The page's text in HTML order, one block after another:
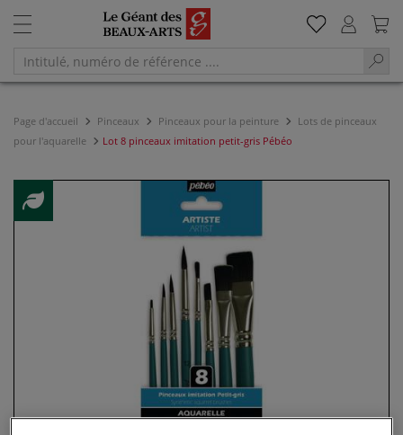
Page d'accueil Pinceaux Pinceaux pour la peinture
Lots de pinceaux
pour l'aquarelle
Lot 8 pinceaux imitation petit-gris Pébéo